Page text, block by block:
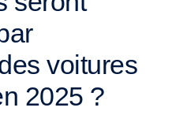
voitures
2025 ?